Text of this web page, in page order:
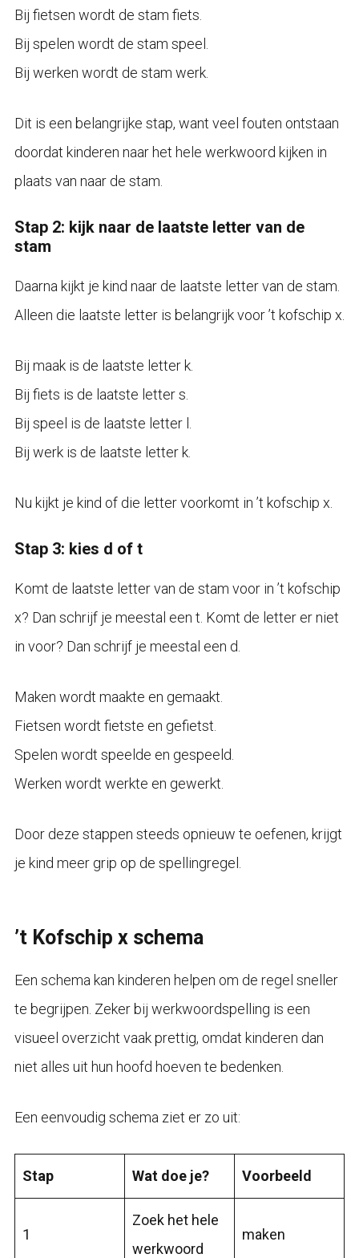
Bij fietsen wordt de stam fiets.
Bij spelen wordt de stam speel.
Bij werken wordt de stam werk.
Dit is een belangrijke stap, want veel fouten ontstaan
doordat kinderen naar het hele werkwoord kijken in
plaats van naar de stam.
Stap 2: kijk naar de laatste letter van de
stam
Daarna kijkt je kind naar de laatste letter van de stam.
Alleen die laatste letter is belangrijk voor ’t kofschip x.
Bij maak is de laatste letter k.
Bij fiets is de laatste letter s.
Bij speel is de laatste letter l.
Bij werk is de laatste letter k.
Nu kijkt je kind of die letter voorkomt in ’t kofschip x.
Stap 3: kies d of t
Komt de laatste letter van de stam voor in ’t kofschip
x? Dan schrijf je meestal een t. Komt de letter er niet
in voor? Dan schrijf je meestal een d.
Maken wordt maakte en gemaakt.
Fietsen wordt fietste en gefietst.
Spelen wordt speelde en gespeeld.
Werken wordt werkte en gewerkt.
Door deze stappen steeds opnieuw te oefenen, krijgt
je kind meer grip op de spellingregel.
’t Kofschip x schema
Een schema kan kinderen helpen om de regel sneller
te begrijpen. Zeker bij werkwoordspelling is een
visueel overzicht vaak prettig, omdat kinderen dan
niet alles uit hun hoofd hoeven te bedenken.
Een eenvoudig schema ziet er zo uit:
Stap Wat doe je? Voorbeeld
1
Zoek het hele
werkwoord
maken